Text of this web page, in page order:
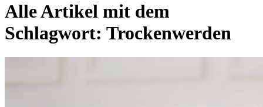
Alle Artikel mit dem
Schlagwort: Trockenwerden